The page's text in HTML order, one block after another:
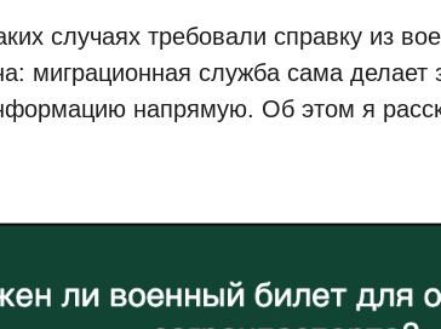
случаях требовали справку из
миграционная служба сама делает
напрямую. Об этом я